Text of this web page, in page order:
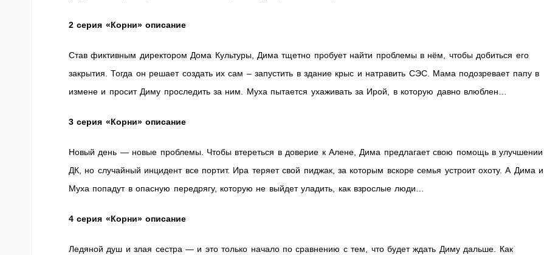
2 серия «Корни» описание
Став фиктивным директором Дома Культуры, Дима тщетно пробует найти проблемы в нём, чтобы добиться его
закрытия. Тогда он решает создать их сам – запустить в здание крыс и натравить СЭС. Мама подозревает папу в
измене и просит Диму проследить за ним. Муха пытается ухаживать за Ирой, в которую давно влюблен…
3 серия «Корни» описание
Новый день — новые проблемы. Чтобы втереться в доверие к Алене, Дима предлагает свою помощь в улучшении
ДК, но случайный инцидент все портит. Ира теряет свой пиджак, за которым вскоре семья устроит охоту. А Дима и
Муха попадут в опасную передрягу, которую не выйдет уладить, как взрослые люди…
4 серия «Корни» описание
Ледяной душ и злая сестра — и это только начало по сравнению с тем, что будет ждать Диму дальше. Как